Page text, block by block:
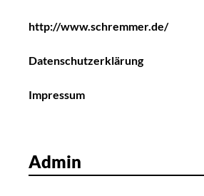
http://www.schremmer.de/
Datenschutzerklärung
Impressum
Admin